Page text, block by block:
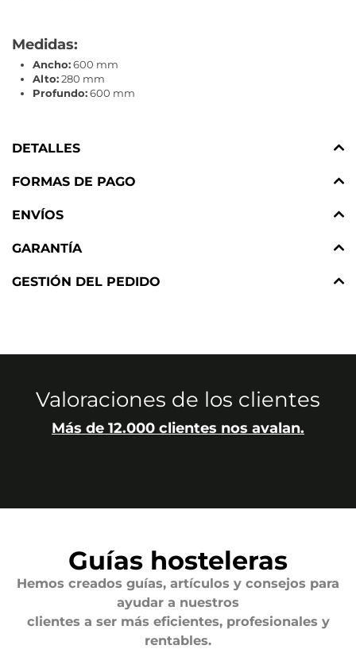
Medidas:
Ancho:600 mm
Alto:280 mm
Profundo:600 mm
DETALLES
FORMAS DE PAGO
ENVÍOS
GARANTÍA
GESTIÓN DEL PEDIDO
Valoraciones de los clientes
Más de 12.000 clientes nos avalan.
Guías hosteleras
Hemos creados guías, artículos y consejos para
ayudar a nuestros
clientes a ser más eficientes, profesionales y
rentables.